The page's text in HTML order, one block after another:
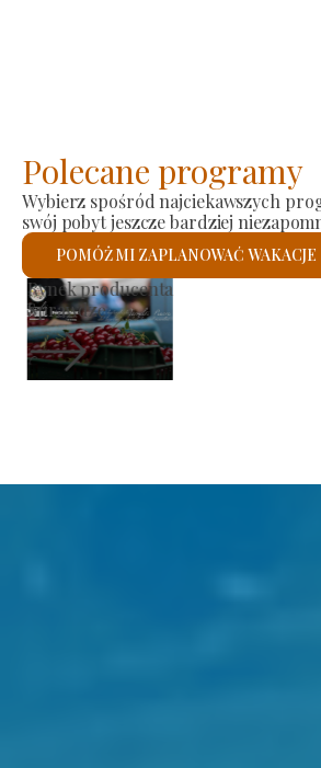
Polecane programy
Wybierz spośród najciekawszych
swój pobyt jeszcze bardziej
POMÓŻ MI ZAPLANOWAĆ WAKACJE
Kościół rzymskokatolicki św.
Sprawdzę